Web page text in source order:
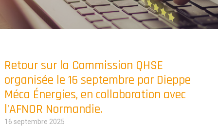
Retour sur la Commission QHSE
organisée le 16 septembre par Dieppe
Méca Énergies, en collaboration avec
l’AFNOR Normandie.
16 septembre 2025